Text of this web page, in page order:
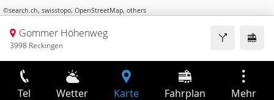
©search.ch, swisstopo, OpenStreetMap, others
Gommer Höhenweg
3998 Reckingen
Tel Wetter Karte Fahrplan Mehr